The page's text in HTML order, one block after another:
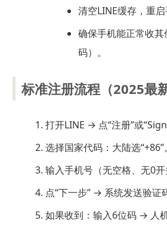
清空LINE缓存，重启
确保手机能正常收
码）。
标准注册流程（2025最
打开LINE → 点“注册”或“Sign
选择国家代码：大陆选“+86”。
输入手机号（无空格、无0开
点“下一步” → 系统发送验证
如果收到：输入6位码 → 人